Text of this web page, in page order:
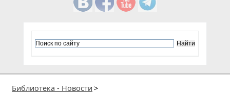
Библиотека - Новости >